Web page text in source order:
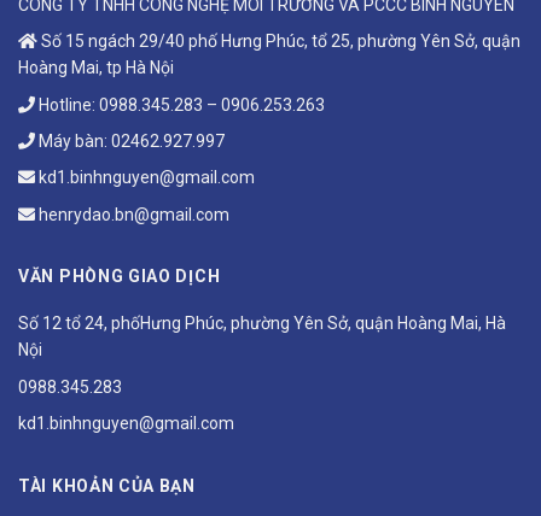
CÔNG TY TNHH CÔNG NGHỆ MÔI TRƯỜNG VÀ PCCC BÌNH NGUYÊN
Số 15 ngách 29/40 phố Hưng Phúc, tổ 25, phường Yên Sở, quận
Hoàng Mai, tp Hà Nội
Hotline: 0988.345.283 – 0906.253.263
Máy bàn: 02462.927.997
kd1.binhnguyen@gmail.com
henrydao.bn@gmail.com
VĂN PHÒNG GIAO DỊCH
Số 12 tổ 24, phốHưng Phúc, phường Yên Sở, quận Hoàng Mai, Hà
Nội
0988.345.283
kd1.binhnguyen@gmail.com
TÀI KHOẢN CỦA BẠN